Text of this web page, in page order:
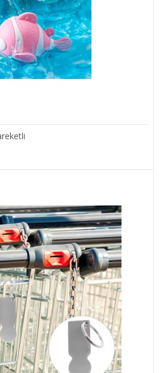
İçin Sonsuz Eğlence ve Konfor!"İlgi
top ile e..
SEPETE EKLE
Add to compare